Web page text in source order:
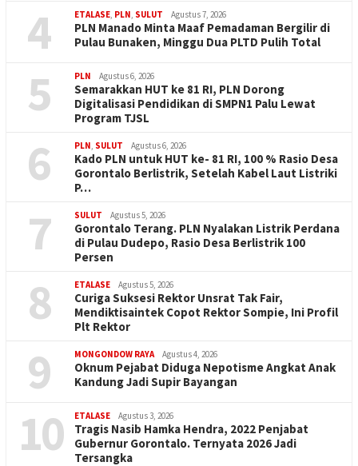
4 ETALASE PLN SULUT Agustus 7, 2026
PLN Manado Minta Maaf Pemadaman Bergilir di
Pulau Bunaken, Minggu Dua PLTD Pulih Total
5 PLN Agustus 6, 2026
Semarakkan HUT ke 81 RI, PLN Dorong
Digitalisasi Pendidikan di SMPN1 Palu Lewat
Program TJSL
6 PLN SULUT Agustus 6, 2026
Kado PLN untuk HUT ke- 81 RI, 100 % Rasio Desa
Gorontalo Berlistrik, Setelah Kabel Laut Listriki
P…
7 SULUT Agustus 5, 2026
Gorontalo Terang. PLN Nyalakan Listrik Perdana
di Pulau Dudepo, Rasio Desa Berlistrik 100
Persen
8 ETALASE Agustus 5, 2026
Curiga Suksesi Rektor Unsrat Tak Fair,
Mendiktisaintek Copot Rektor Sompie, Ini Profil
Plt Rektor
9 MONGONDOW RAYA Agustus 4, 2026
Oknum Pejabat Diduga Nepotisme Angkat Anak
Kandung Jadi Supir Bayangan
10 ETALASE Agustus 3, 2026
Tragis Nasib Hamka Hendra, 2022 Penjabat
Gubernur Gorontalo. Ternyata 2026 Jadi
Tersangka